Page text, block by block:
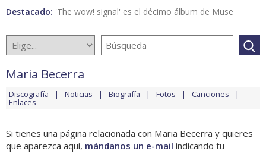
Destacado: 'The wow! signal' es el décimo álbum de Muse
Maria Becerra
Discografía Noticias Biografía Fotos Canciones
Enlaces
Si tienes una página relacionada con Maria Becerra y quieres
que aparezca aquí, mándanos un e-mail indicando tu